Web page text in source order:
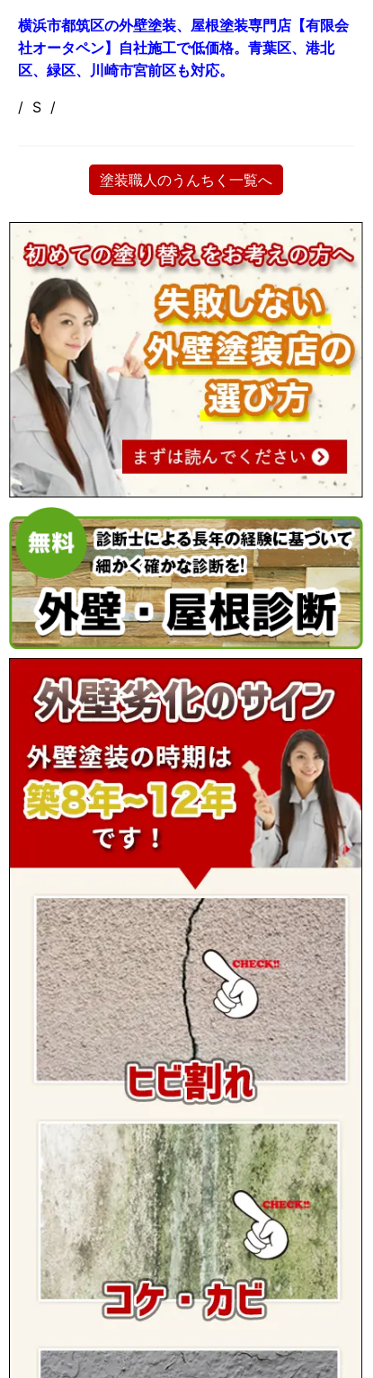
横浜市都筑区の外壁塗装、屋根塗装専門店【有限会
社オータペン】自社施工で低価格。青葉区、港北
区、緑区、川崎市宮前区も対応。
/ S /
塗装職人のうんちく一覧へ